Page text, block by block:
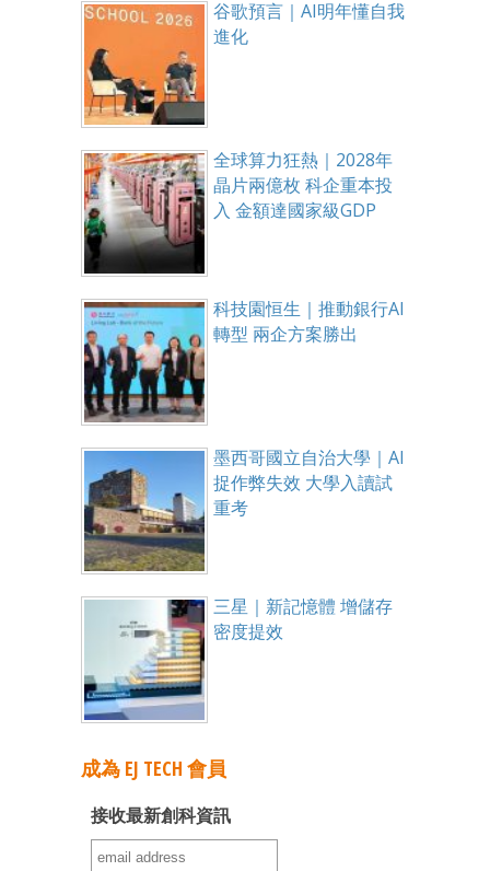
谷歌預言｜AI明年懂自我
進化
全球算力狂熱｜2028年
晶片兩億枚 科企重本投
入 金額達國家級GDP
科技園恒生｜推動銀行AI
轉型 兩企方案勝出
墨西哥國立自治大學｜AI
捉作弊失效 大學入讀試
重考
三星｜新記憶體 增儲存
密度提效
成為 EJ TECH 會員
接收最新創科資訊